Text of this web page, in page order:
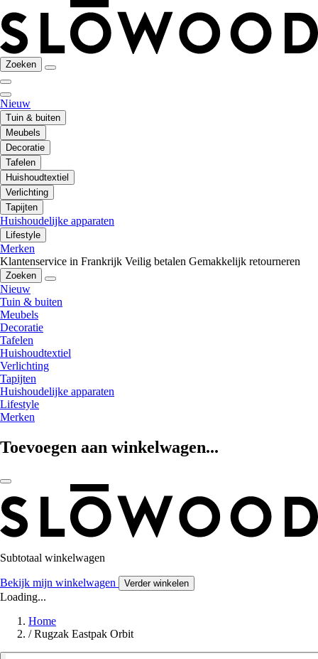
Zoeken
Nieuw
Tuin & buiten
Meubels
Decoratie
Tafelen
Huishoudtextiel
Verlichting
Tapijten
Huishoudelijke apparaten
Lifestyle
Merken
Klantenservice in Frankrijk Veilig betalen Gemakkelijk retourneren
Zoeken
Nieuw
Tuin & buiten
Meubels
Decoratie
Tafelen
Huishoudtextiel
Verlichting
Tapijten
Huishoudelijke apparaten
Lifestyle
Merken
Toevoegen aan winkelwagen...
Subtotaal winkelwagen
Bekijk mijn winkelwagen Verder winkelen
Loading...
Home
/ Rugzak Eastpak Orbit